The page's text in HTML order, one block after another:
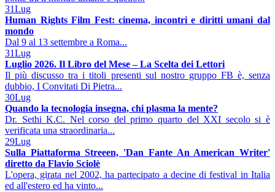
31Lug
Human Rights Film Fest: cinema, incontri e diritti umani dal
mondo
Dal 9 al 13 settembre a Roma...
31Lug
Luglio 2026. Il Libro del Mese – La Scelta dei Lettori
Il più discusso tra i titoli presenti sul nostro gruppo FB è, senza
dubbio, I Convitati Di Pietra...
30Lug
Quando la tecnologia insegna, chi plasma la mente?
Dr. Sethi K.C. Nel corso del primo quarto del XXI secolo si è
verificata una straordinaria...
29Lug
Sulla Piattaforma Streeen, 'Dan Fante An American Writer'
diretto da Flavio Sciolè
L'opera, girata nel 2002, ha partecipato a decine di festival in Italia
ed all'estero ed ha vinto...